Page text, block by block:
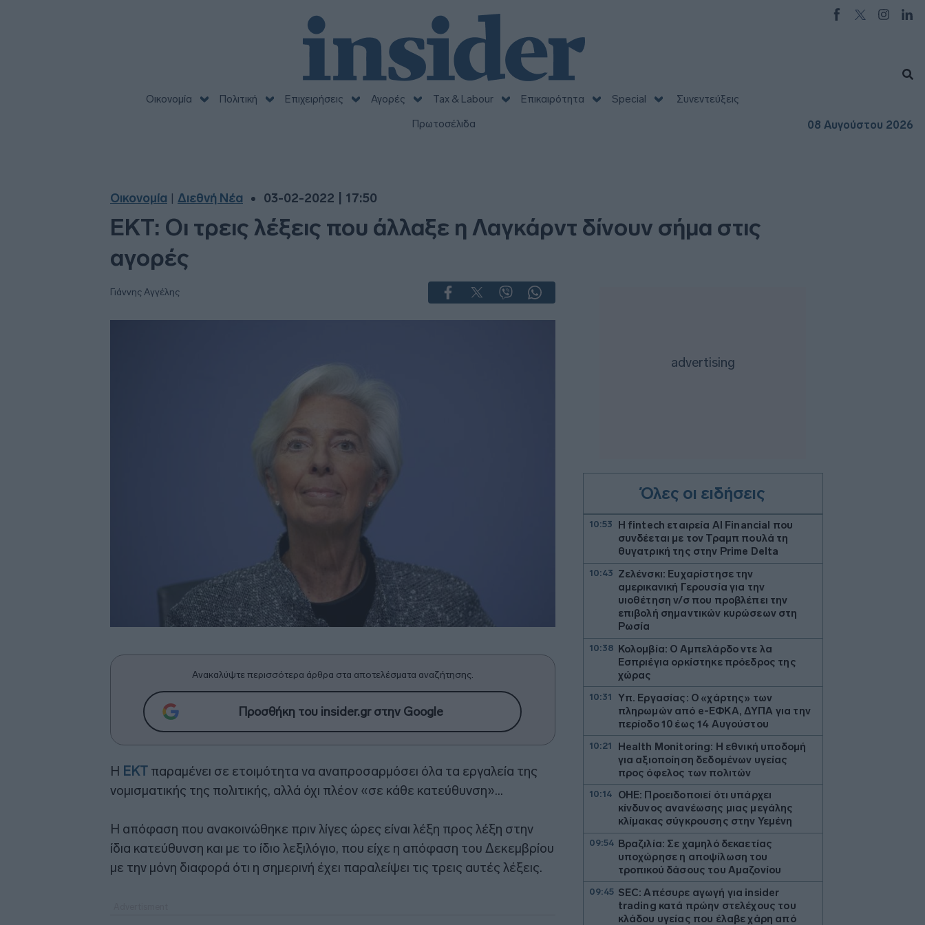
Οικονομία Πολιτική Επιχειρήσεις Αγορές Tax & Labour Επικαιρότητα Special
Συνεντεύξεις
Πρωτοσέλιδα
08 Αυγούστου 2026
Οικονομία Διεθνή Νέα 03-02-2022 | 17:50
ΕΚΤ: Οι τρεις λέξεις που άλλαξε η Λαγκάρντ δίνουν σήμα στις
αγορές
Γιάννης Αγγέλης
Ανακαλύψτε περισσότερα άρθρα στα αποτελέσματα αναζήτησης.
Προσθήκη του insider.gr στην Google
Η ΕΚΤ παραμένει σε ετοιμότητα να αναπροσαρμόσει όλα τα εργαλεία της
νομισματικής της πολιτικής, αλλά όχι πλέον «σε κάθε κατεύθυνση»…
Η απόφαση που ανακοινώθηκε πριν λίγες ώρες είναι λέξη προς λέξη στην
ίδια κατεύθυνση και με το ίδιο λεξιλόγιο, που είχε η απόφαση του Δεκεμβρίου
με την μόνη διαφορά ότι η σημερινή έχει παραλείψει τις τρεις αυτές λέξεις.
Όλες οι ειδήσεις
10:53
Η fintech εταιρεία AI Financial που
συνδέεται με τον Τραμπ πουλά τη
θυγατρική της στην Prime Delta
10:43 Ζελένσκι: Ευχαρίστησε την
αμερικανική Γερουσία για την
υιοθέτηση ν/σ που προβλέπει την
επιβολή σημαντικών κυρώσεων στη
Ρωσία
10:38 Κολομβία: Ο Αμπελάρδο ντε λα
Εσπριέγια ορκίστηκε πρόεδρος της
χώρας
10:31
Υπ. Εργασίας: Ο «χάρτης» των
πληρωμών από e-ΕΦΚΑ, ΔΥΠΑ για την
περίοδο 10 έως 14 Αυγούστου
10:21
Health Monitoring: Η εθνική υποδομή
για αξιοποίηση δεδομένων υγείας
προς όφελος των πολιτών
10:14
ΟΗΕ: Προειδοποιεί ότι υπάρχει
κίνδυνος ανανέωσης μιας μεγάλης
κλίμακας σύγκρουσης στην Υεμένη
09:54 Βραζιλία: Σε χαμηλό δεκαετίας
υποχώρησε η αποψίλωση του
τροπικού δάσους του Αμαζονίου
09:45 SEC: Απέσυρε αγωγή για insider
trading κατά πρώην στελέχους του
κλάδου υγείας που έλαβε χάρη από